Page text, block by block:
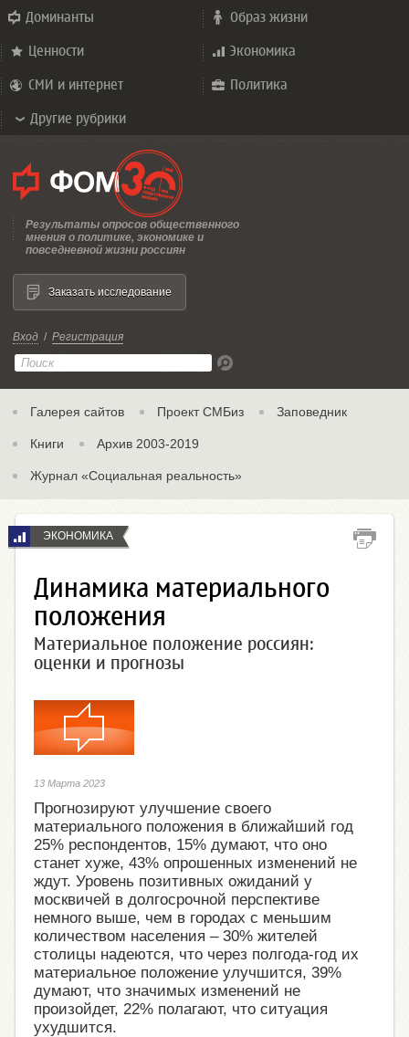
Доминанты Образ жизни
Ценности Экономика
СМИ и интернет Политика
Другие рубрики
Результаты опросов общественного
мнения о политике, экономике и
повседневной жизни россиян
Вход / Регистрация
Галерея сайтов Проект СМБиз Заповедник
Книги Архив 2003-2019
Журнал «Социальная реальность»
Заказать исследование
ЭКОНОМИКА
Динамика материального
положения
Материальное положение россиян:
оценки и прогнозы
13 Марта 2023
Прогнозируют улучшение своего
материального положения в ближайший год
25% респондентов, 15% думают, что оно
станет хуже, 43% опрошенных изменений не
ждут. Уровень позитивных ожиданий у
москвичей в долгосрочной перспективе
немного выше, чем в городах с меньшим
количеством населения – 30% жителей
столицы надеются, что через полгода-год их
материальное положение улучшится, 39%
думают, что значимых изменений не
произойдет, 22% полагают, что ситуация
ухудшится.